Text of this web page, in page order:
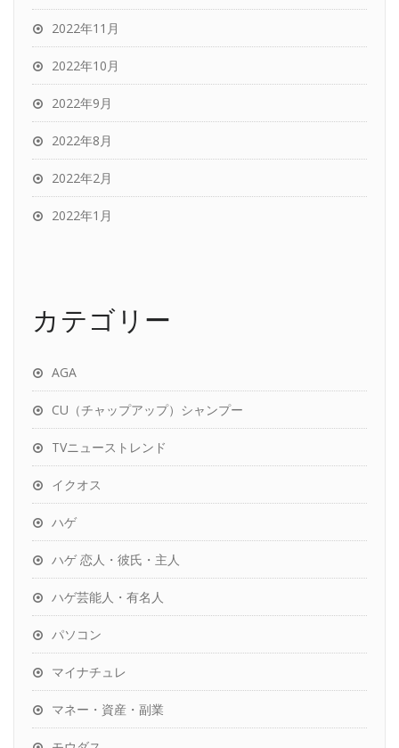
2022年11月
2022年10月
2022年9月
2022年8月
2022年2月
2022年1月
カテゴリー
AGA
CU（チャップアップ）シャンプー
TVニューストレンド
イクオス
ハゲ
ハゲ 恋人・彼氏・主人
ハゲ芸能人・有名人
パソコン
マイナチュレ
マネー・資産・副業